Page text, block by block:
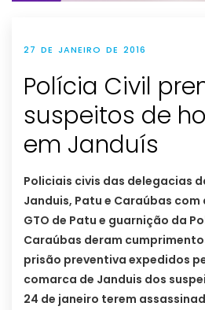
27 DE JANEIRO DE 2016
Polícia Civil
suspeitos de
Policiais civis das delegacias
Janduis, Patu e Caraúbas
GTO de Patu e guarnição da
Caraúbas deram
prisão preventiva expedidos
comarca de Janduis dos
24 de janeiro terem